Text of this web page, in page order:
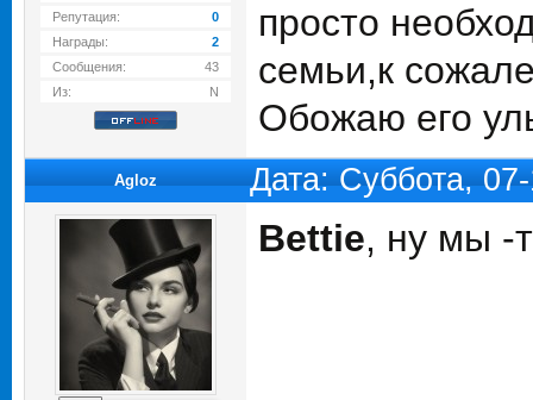
Репутация:
0
Награды:
2
Сообщения:
43
Из:
N
просто
семьи,к
Обожаю его
Agloz Дата: Суббота,
Bettie, ну мы -